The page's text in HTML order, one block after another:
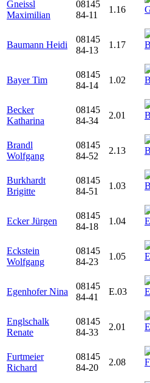
Gneissl
Maximilian
08145
84-11
1.16
Baumann Heidi
08145
84-13
1.17
Bayer Tim
08145
84-14
1.02
Becker
Katharina
08145
84-34
2.01
Brandl
Wolfgang
08145
84-52
2.13
Burkhardt
Brigitte
08145
84-51
1.03
Ecker Jürgen
08145
84-18
1.04
Eckstein
Wolfgang
08145
84-23
1.05
Egenhofer Nina
08145
84-41
E.03
Englschalk
Renate
08145
84-33
2.01
Furtmeier
Richard
08145
84-20
2.08